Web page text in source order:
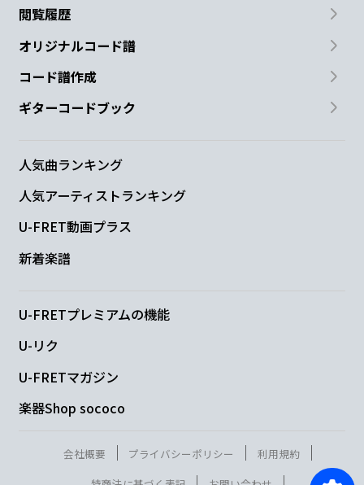
閲覧履歴
オリジナルコード譜
コード譜作成
ギターコードブック
人気曲ランキング
人気アーティストランキング
U-FRET動画プラス
新着楽譜
U-FRETプレミアムの機能
U-リク
U-FRETマガジン
楽器Shop sococo
会社概要 プライバシーポリシー
利用規約